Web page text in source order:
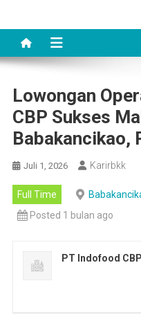
Lowongan
CBP Sukses
Babakancikao,
Juli 1, 2026 Karirbkk
Full Time
Posted 1 bulan ago
PT Indofood